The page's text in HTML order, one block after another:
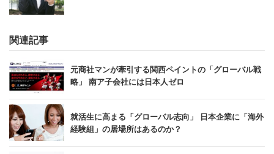
関連記事
元商社マンが牽引する関西ペイントの「グローバル戦
略」 南ア子会社には日本人ゼロ
就活生に高まる「グローバル志向」 日本企業に「海外
経験組」の居場所はあるのか？